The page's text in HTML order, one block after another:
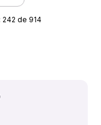
242 de 914